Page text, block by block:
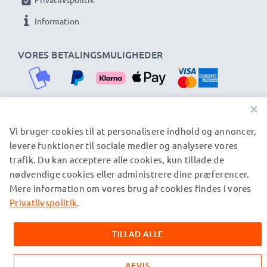
subtel i bilopladere og opladerkabler står for høj
VORES BETALINGSMULIGHEDER
Information
VORES FORSENDELSESPARTNERE
© subtel.dk 2026
Alle priser er inklusive moms og eksklusive
forsendelsesomkostninger. Bemærk venligst, at alle viste
ejere og er nævnt på vores websider udelukkende for at give
oplysninger om vores produkter.
×
Vi bruger cookies til at personalisere indhold og annoncer,
levere funktioner til sociale medier og analysere vores
trafik. Du kan acceptere alle cookies, kun tillade de
nødvendige cookies eller administrere dine præferencer.
Mere information om vores brug af cookies findes i vores
Privatlivspolitik.
TILLAD ALLE